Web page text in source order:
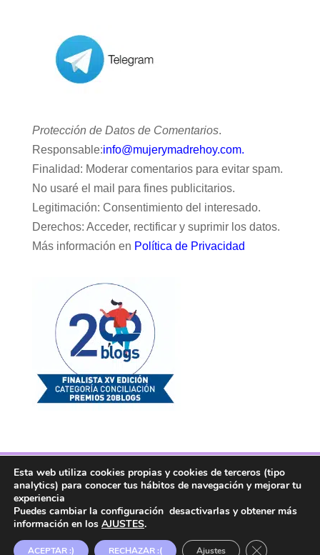
Protección de Datos de Comentarios.
Responsable:info@mujerymadrehoy.com.
Finalidad: Moderar comentarios para evitar spam.
No usaré el mail para fines publicitarios.
Legitimación: Consentimiento del interesado.
Derechos: Acceder, rectificar y suprimir los datos.
Más información en Política de Privacidad
Facebook Twitter Telegram
RSS
Instagram
Aviso legal Linkedin
Esta web utiliza cookies propias y cookies de terceros (tipo
analytics) para conocer tus hábitos de navegación y mejorar tu
experiencia
Puedes cambiar la configuración desactivarlas y obtener más
información en los AJUSTES.
ACEPTAR :) RECHAZAR :( Ajustes Cerrar el